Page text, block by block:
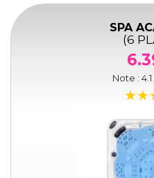
SPA
(6
Note : 4.1